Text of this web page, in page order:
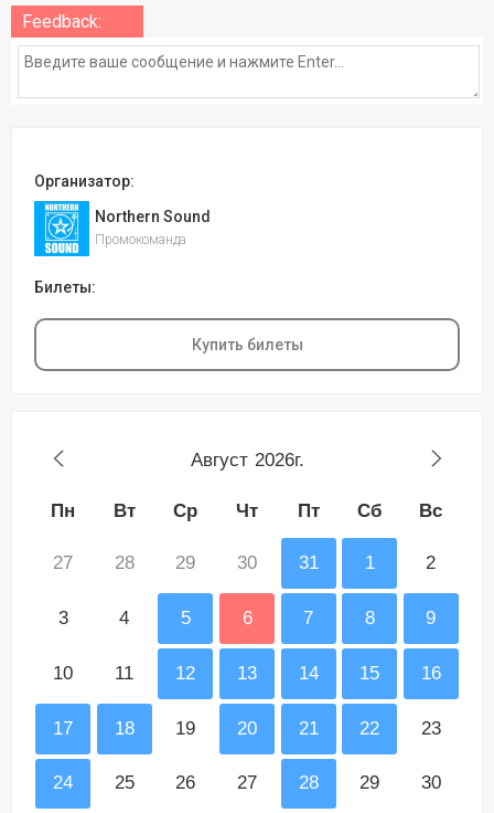
Feedback:
Организатор:
Northern Sound
Промокоманда
Билеты:
Купить билеты
Август 2026г.
Пн Вт Ср Чт Пт Сб Вс
27 28 29 30 31 1 2
3 4 5 6 7 8 9
10 11 12 13 14 15 16
17 18 19 20 21 22 23
24 25 26 27 28 29 30